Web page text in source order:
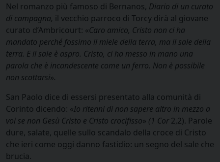
Nel romanzo più famoso di Bernanos, Diario di un curato
di campagna, il vecchio parroco di Torcy dirà al giovane
curato d’Ambricourt: «Caro amico, Cristo non ci ha
mandato perché fossimo il miele della terra, ma il sale della
terra. E il sale è aspro. Cristo, ci ha messo in mano una
parola che è incandescente come un ferro. Non è possibile
non scottarsi».
San Paolo dice di essersi presentato alla comunità di
Corinto dicendo: «Io ritenni di non sapere altro in mezzo a
voi se non Gesù Cristo e Cristo crocifisso» (1 Cor2,2). Parole
dure, salate, quelle sullo scandalo della croce di Cristo
che ieri come oggi danno fastidio: un segno del sale che
brucia.